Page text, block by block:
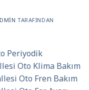
TARAFINDAN
Periyodik
Oto Klima Bakım
Oto Fren Bakım